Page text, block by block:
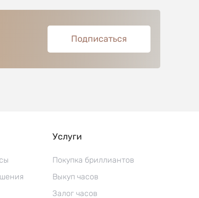
Подписаться
Услуги
Покупка бриллиантов
Выкуп часов
Залог часов